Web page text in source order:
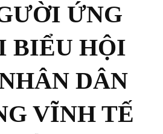
ỨNG
BIỂU HỘI
DÂN
VĨNH TẾ